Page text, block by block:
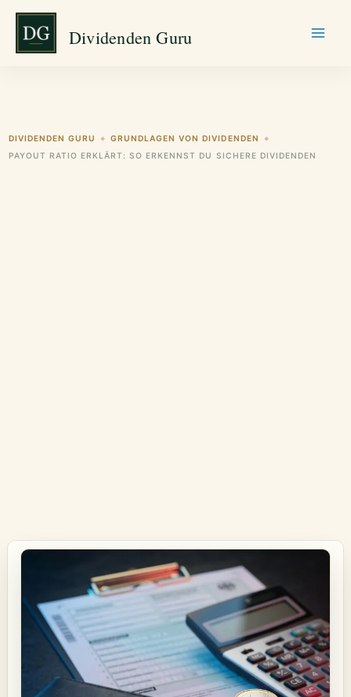
Zum
springen
Dividenden Guru
DIVIDENDEN GURU ◆ GRUNDLAGEN VON DIVIDENDEN ◆
PAYOUT RATIO ERKLÄRT: SO ERKENNST DU SICHERE DIVIDENDEN